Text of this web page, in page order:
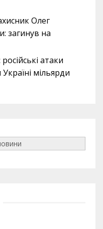
Олег
загинув на
атаки
мільярди